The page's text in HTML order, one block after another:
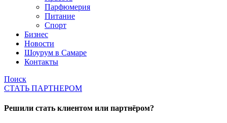
Парфюмерия
Питание
Спорт
Бизнес
Новости
Шоурум в Самаре
Контакты
Поиск
СТАТЬ ПАРТНЕРОМ
Решили стать клиентом или партнёром?